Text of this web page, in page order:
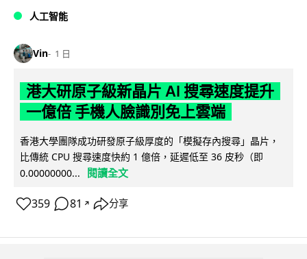
人工智能
Vin 1 日
港大研原子級新晶片 AI 搜尋速度提升
一億倍 手機人臉識別免上雲端
香港大學團隊成功研發原子級厚度的「模擬存內搜尋」晶片，
比傳統 CPU 搜尋速度快約 1 億倍，延遲低至 36 皮秒（即
0.00000000...
閱讀全文
359 81 ↗ 分享